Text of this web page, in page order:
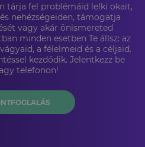
tárja fel problémáid lelki okait,
nehézségeiden, támogatja
vagy akár önismereted
minden esetben Te állsz: az
a félelmeid és a céljaid.
kezdődik. Jelentkezz be
telefonon!